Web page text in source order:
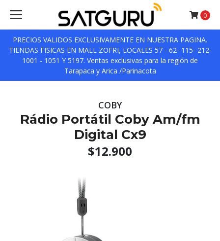
PRECIOS VALIDOS EXCLUSIVAMENTE EN NUESTRA PAGINA.
TIENDAS FISICAS EN MALL ZOFRI, LOCALES 57 - 62- 115- 212-
1001 - 1051 Y 5197. Ventas exclusivas para la región de
Tarapaca y Arica /Parinacota
0
COBY
Rádio Portátil Coby Am/fm
Digital Cx9
$12.900